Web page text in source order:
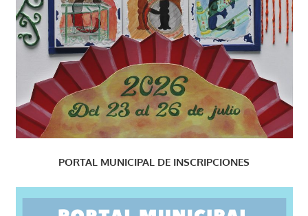
PORTAL MUNICIPAL DE INSCRIPCIONES